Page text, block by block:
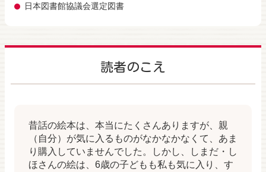
日本図書館協議会選定図書
読者のこえ
昔話の絵本は、本当にたくさんありますが、親
（自分）が気に入るものがなかなかなくて、あま
り購入していませんでした。しかし、しまだ・し
ほさんの絵は、6歳の子どもも私も気に入り、す